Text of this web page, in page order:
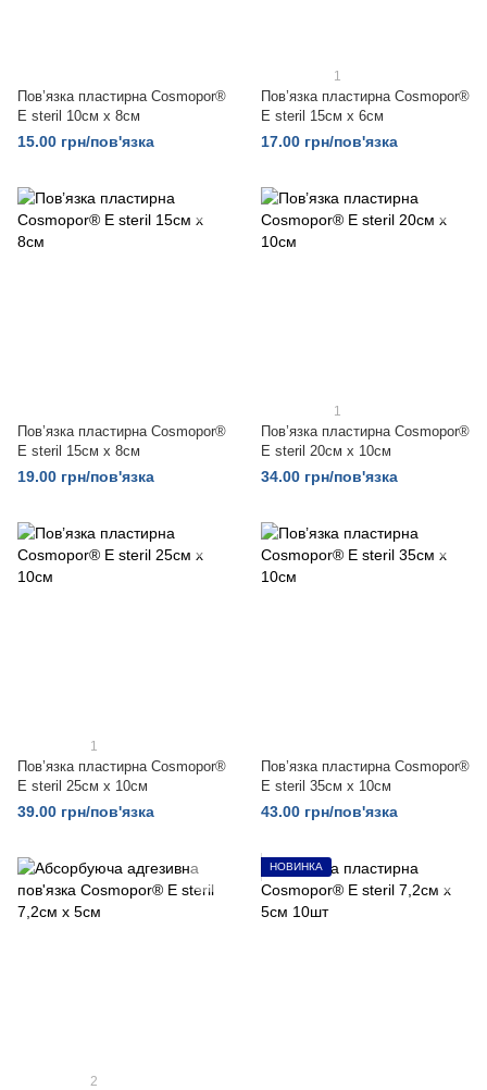
Пов’язка пластирна Cosmopor®
E steril 10см х 8см
15.00 грн/пов'язка
1
Пов’язка пластирна Cosmopor®
E steril 15см х 6см
17.00 грн/пов'язка
Пов’язка пластирна Cosmopor®
E steril 15см х 8см
19.00 грн/пов'язка
1
Пов’язка пластирна Cosmopor®
E steril 20см х 10см
34.00 грн/пов'язка
1
Пов’язка пластирна Cosmopor®
E steril 25см х 10см
39.00 грн/пов'язка
Пов’язка пластирна Cosmopor®
E steril 35см х 10см
43.00 грн/пов'язка
2
НОВИНКА